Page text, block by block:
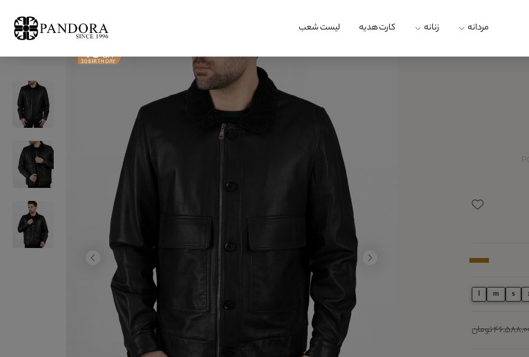
مردانه زنانه کارت هدیه لیست شعب
l m s
تومان